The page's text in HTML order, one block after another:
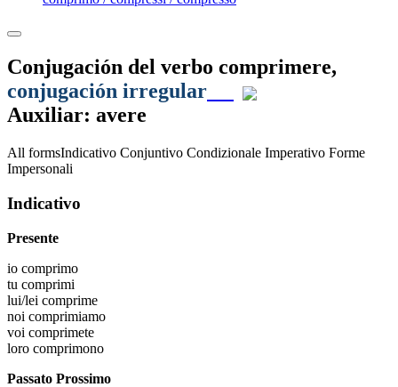
Conjugación del verbo comprimere,
conjugación irregular
Auxiliar: avere
All formsIndicativo Conjuntivo Condizionale Imperativo Forme
Impersonali
Indicativo
Presente
io comprimo
tu comprimi
lui/lei comprime
noi comprimiamo
voi comprimete
loro comprimono
Passato Prossimo